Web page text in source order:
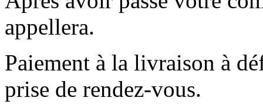
appellera.
Paiement à la livraison à
prise de rendez-vous.